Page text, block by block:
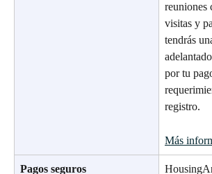
reuniones
visitas y
tendrás
por tu
registro.
Más
Pagos seguros